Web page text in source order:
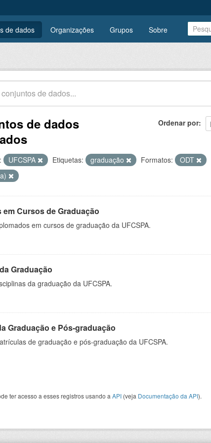
de dados Organizações Grupos Sobre
Ordenar por
de dados
UFCSPA Etiquetas: graduação Formatos: ODT
em Cursos de Graduação
em cursos de graduação da UFCSPA.
Graduação
da graduação da UFCSPA.
Graduação e Pós-graduação
de graduação e pós-graduação da UFCSPA.
ter acesso a esses registros usando a API (veja Documentação da API).